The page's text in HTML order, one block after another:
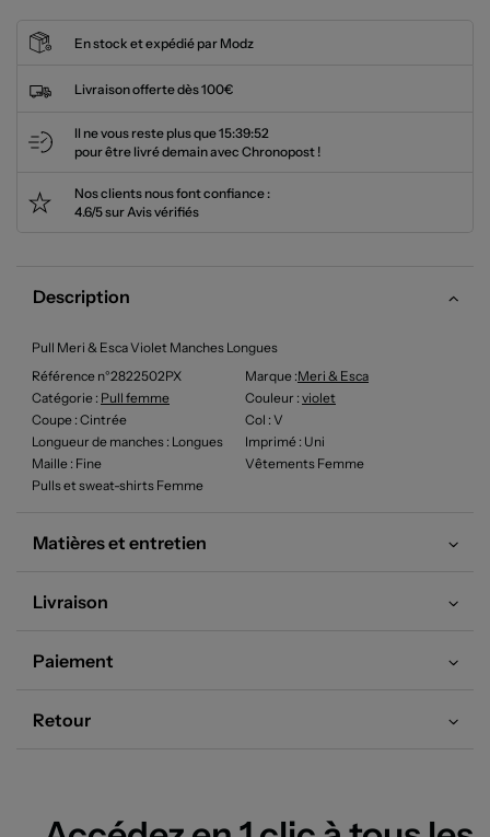
En stock et expédié par Modz
Livraison offerte dès 100€
Il ne vous reste plus que15:39:52
pour être livré demain avec Chronopost !
Nos clients nous font confiance :
4.6/5 sur Avis vérifiés
Description
Pull Meri & Esca Violet Manches Longues
Référence n°2822502PX
Marque :Meri & Esca
Catégorie : Pull femme Couleur : violet
Coupe : Cintrée Col : V
Longueur de manches : Longues Imprimé : Uni
Maille : Fine
Vêtements Femme
Pulls et sweat-shirts Femme
Matières et entretien
Livraison
Paiement
Retour